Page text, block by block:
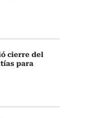
cierre del
para